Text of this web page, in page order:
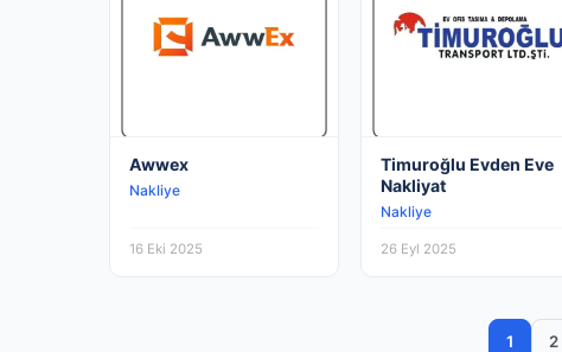
Awwex
Nakliye
16 Eki 2025
Timuroğlu Evden Eve
Nakliyat
Nakliye
26 Eyl 2025
1 2